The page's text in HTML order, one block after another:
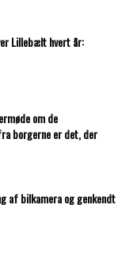
Lillebælt hvert år:
om de
borgerne er det, der
af bilkamera og genkendt